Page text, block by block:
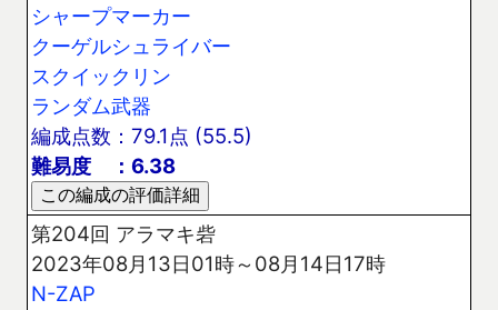
シャープマーカー
クーゲルシュライバー
スクイックリン
ランダム武器
編成点数：79.1点 (55.5)
難易度 ：6.38
第204回 アラマキ砦
2023年08月13日01時～08月14日17時
N-ZAP